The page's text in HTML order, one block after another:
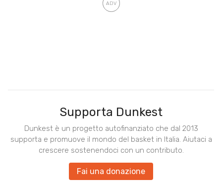
Supporta Dunkest
Dunkest è un progetto autofinanziato che dal 2013
supporta e promuove il mondo del basket in Italia. Aiutaci a
crescere sostenendoci con un contributo.
Fai una donazione